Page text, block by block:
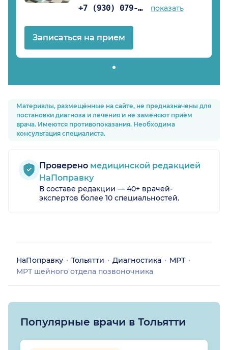
+7 (930) 079-04-68 показать
Записаться на прием
Материалы, размещённые на сайте, не предназначены для
постановки диагноза и лечения и не заменяют приём
врача. Имеются противопоказания. Необходима
консультация специалиста.
Проверено медицинской редакцией
НаПоправку
В составе редакции — 40+ врачей-
экспертов более 10 специальностей.
НаПоправку Тольятти Диагностика
МРТ
МРТ шейного отдела позвоночника
Популярные врачи в Тольятти